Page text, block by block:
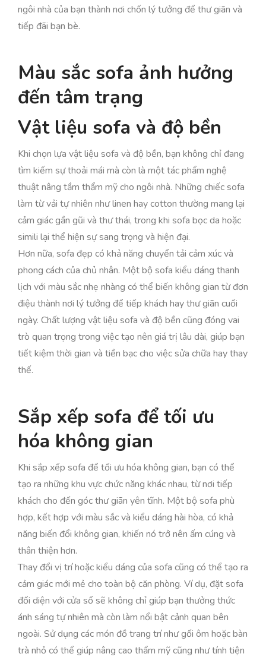
ngôi nhà của bạn thành nơi chốn lý tưởng để thư giãn và
tiếp đãi bạn bè.
Màu sắc sofa ảnh hưởng
đến tâm trạng
Vật liệu sofa và độ bền
Khi chọn lựa vật liệu sofa và độ bền, bạn không chỉ đang
tìm kiếm sự thoải mái mà còn là một tác phẩm nghệ
thuật nâng tầm thẩm mỹ cho ngôi nhà. Những chiếc sofa
làm từ vải tự nhiên như linen hay cotton thường mang lại
cảm giác gần gũi và thư thái, trong khi sofa bọc da hoặc
simili lại thể hiện sự sang trọng và hiện đại.
Hơn nữa, sofa đẹp có khả năng chuyển tải cảm xúc và
phong cách của chủ nhân. Một bộ sofa kiểu dáng thanh
lịch với màu sắc nhẹ nhàng có thể biến không gian từ đơn
điệu thành nơi lý tưởng để tiếp khách hay thư giãn cuối
ngày. Chất lượng vật liệu sofa và độ bền cũng đóng vai
trò quan trọng trong việc tạo nên giá trị lâu dài, giúp bạn
tiết kiệm thời gian và tiền bạc cho việc sửa chữa hay thay
thế.
Sắp xếp sofa để tối ưu
hóa không gian
Khi sắp xếp sofa để tối ưu hóa không gian, bạn có thể
tạo ra những khu vực chức năng khác nhau, từ nơi tiếp
khách cho đến góc thư giãn yên tĩnh. Một bộ sofa phù
hợp, kết hợp với màu sắc và kiểu dáng hài hòa, có khả
năng biến đổi không gian, khiến nó trở nên ấm cúng và
thân thiện hơn.
Thay đổi vị trí hoặc kiểu dáng của sofa cũng có thể tạo ra
cảm giác mới mẻ cho toàn bộ căn phòng. Ví dụ, đặt sofa
đối diện với cửa sổ sẽ không chỉ giúp bạn thưởng thức
ánh sáng tự nhiên mà còn làm nổi bật cảnh quan bên
ngoài. Sử dụng các món đồ trang trí như gối ôm hoặc bàn
trà nhỏ có thể giúp nâng cao thẩm mỹ cũng như tính tiện